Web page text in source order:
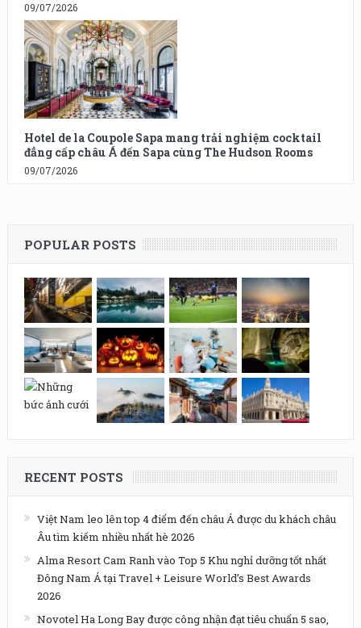
09/07/2026
Hotel de la Coupole Sapa mang trải nghiệm cocktail
đẳng cấp châu Á đến Sapa cùng The Hudson Rooms
09/07/2026
POPULAR POSTS
RECENT POSTS
Việt Nam leo lên top 4 điểm đến châu Á được du khách châu
Âu tìm kiếm nhiều nhất hè 2026
Alma Resort Cam Ranh vào Top 5 Khu nghỉ dưỡng tốt nhất
Đông Nam Á tại Travel + Leisure World’s Best Awards
2026
Novotel Ha Long Bay được công nhận đạt tiêu chuẩn 5 sao,